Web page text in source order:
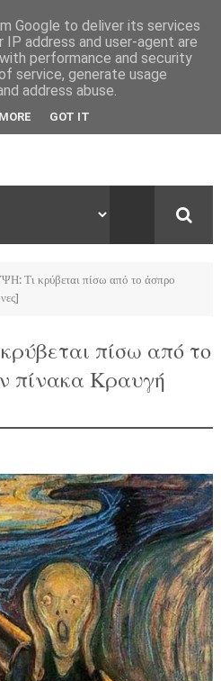
Τι κρύβεται πίσω από το άσπρο
πίσω από το
πίνακα Κραυγή
Google to deliver its services
IP address and user-agent are
performance and security
service, generate usage
address abuse.
GOT IT